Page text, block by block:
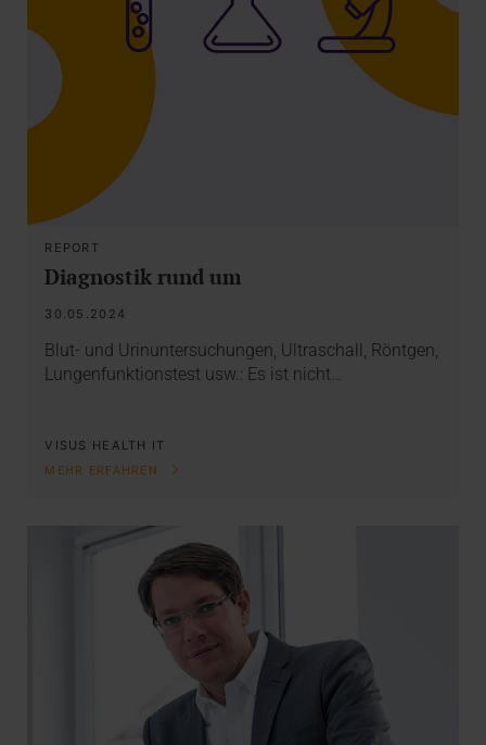
REPORT
Diagnostik rund um
30.05.2024
Blut- und Urinuntersuchungen, Ultraschall, Röntgen,
Lungenfunktionstest usw.: Es ist nicht…
VISUS HEALTH IT
MEHR ERFAHREN